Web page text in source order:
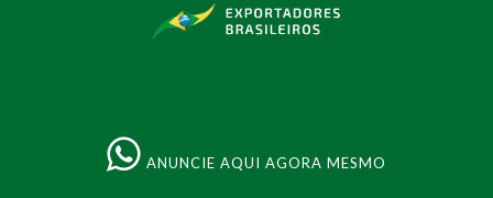
ANUNCIE AQUI AGORA MESMO